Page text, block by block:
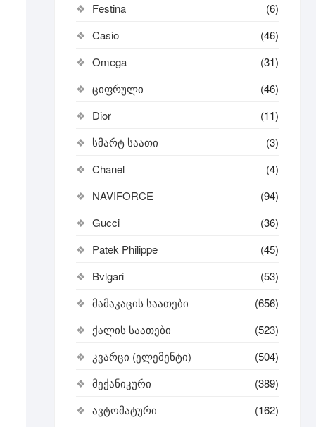
Festina
(6)
Casio
(46)
Omega
(31)
ციფრული
(46)
Dior
(11)
სმარტ საათი
(3)
Chanel
(4)
NAVIFORCE
(94)
Gucci
(36)
Patek Philippe
(45)
Bvlgari
(53)
მამაკაცის საათები
(656)
ქალის საათები
(523)
კვარცი (ელემენტი)
(504)
მექანიკური
(389)
ავტომატური
(162)